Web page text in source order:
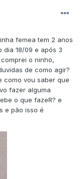
femea tem 2 anos
dia 18/09 e após 3
o ninho,
de como agir?
como vou saber que
fazer alguma
o que fazeR? e
e pão isso é